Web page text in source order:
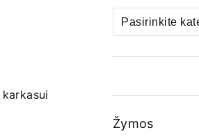
Žymos